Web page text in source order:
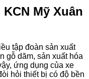
Mỹ Xuân
tập đoàn sản xuất
gỗ dăm, sản xuất hóa
ứng dụng của xe
hỏi thiết bị có độ bền